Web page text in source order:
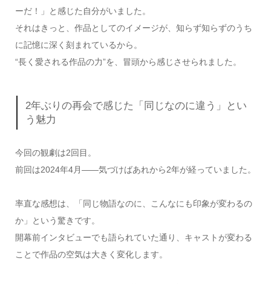
ーだ！」と感じた自分がいました。
それはきっと、作品としてのイメージが、知らず知らずのうち
に記憶に深く刻まれているから。
“長く愛される作品の力”を、冒頭から感じさせられました。
2年ぶりの再会で感じた「同じなのに違う」とい
う魅力
今回の観劇は2回目。
前回は2024年4月――気づけばあれから2年が経っていました。
率直な感想は、「同じ物語なのに、こんなにも印象が変わるの
か」という驚きです。
開幕前インタビューでも語られていた通り、キャストが変わる
ことで作品の空気は大きく変化します。